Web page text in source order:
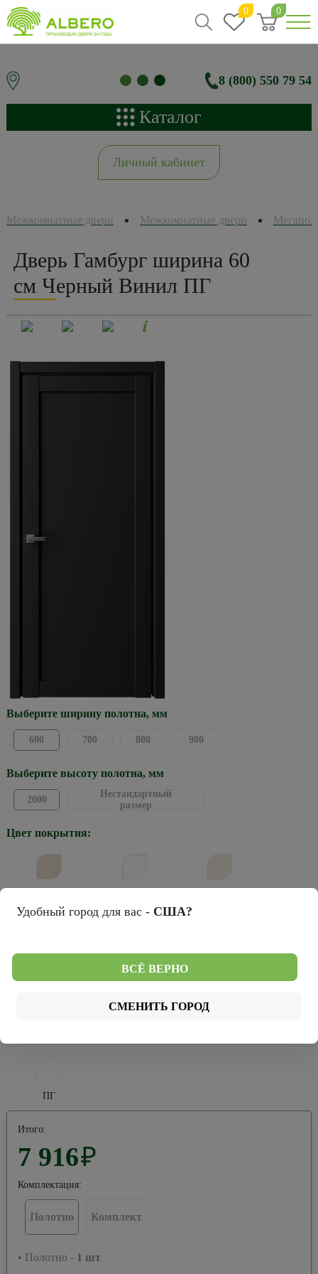
0 0
8 (800) 550 79 54
Каталог
Личный кабинет
Межкомнатные двери Межкомнатные двери
Дверь Гамбург ширина 60
см Черный Винил ПГ
Выберите ширину полотна, мм
600 700 800 900
Выберите высоту полотна, мм
2000
Нестандартный
размер
Цвет покрытия:
ПГ
Итого:
7 916₽
Комплектация:
Полотно Комплект
• Полотно - 1 шт
Удобный город для вас - США?
ВСЁ ВЕРНО
СМЕНИТЬ ГОРОД